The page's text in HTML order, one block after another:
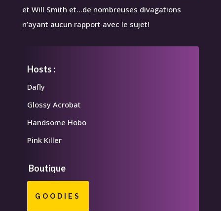
et Will Smith et…de nombreuses divagations
n’ayant aucun rapport avec le sujet!
Hosts :
Dafly
Glossy Acrobat
Handsome Hobo
Pink Killer
Boutique
GOODIES